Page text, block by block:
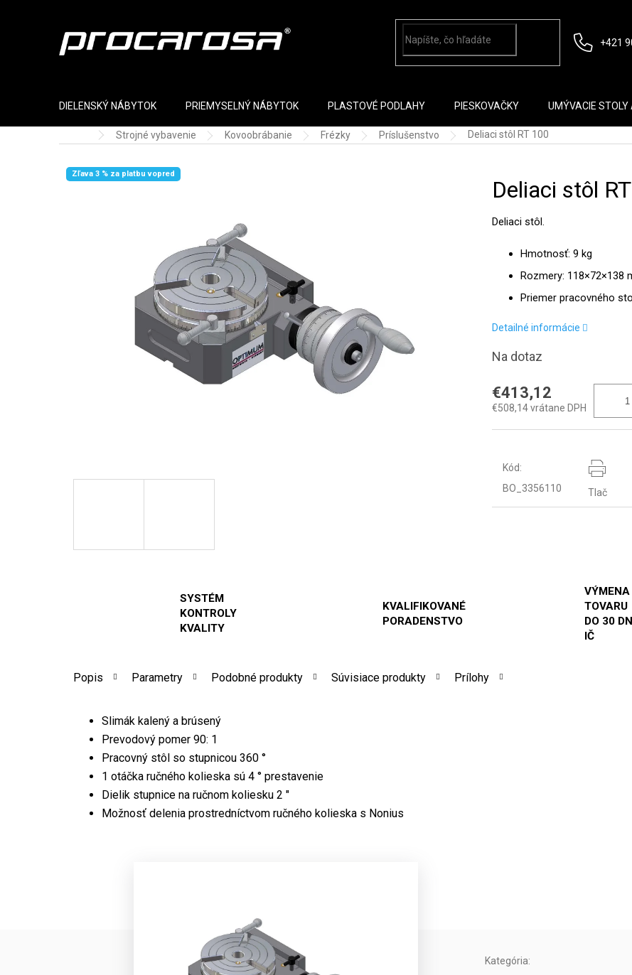
+421
DIELENSKÝ NÁBYTOK PRIEMYSELNÝ NÁBYTOK PLASTOVÉ PODLAHY PIESKOVAČKY UMÝVACIE
Domov Strojné vybavenie Kovoobrábanie Frézky Príslušenstvo Deliaci stôl RT 100
Zľava 3 % za platbu vopred
Deliaci stôl
Deliaci stôl.
Hmotnosť: 9 kg
Rozmery: 118×72×138
Priemer pracovného
Detailné informácie
Na dotaz
€413,12
€508,14 vrátane DPH
Kód:
BO_3356110
Tlač
KVALIFIKOVANÉ
PORADENSTVO
VÝMENA
TOVARU
DO 30
IČ
SYSTÉM
KONTROLY
KVALITY
Popis Parametry Podobné produkty Súvisiace produkty Prílohy
Slimák kalený a brúsený
Prevodový pomer 90: 1
Pracovný stôl so stupnicou 360 °
1 otáčka ručného kolieska sú 4 ° prestavenie
Dielik stupnice na ručnom koliesku 2 "
Možnosť delenia prostredníctvom ručného kolieska s Nonius
Kategória: